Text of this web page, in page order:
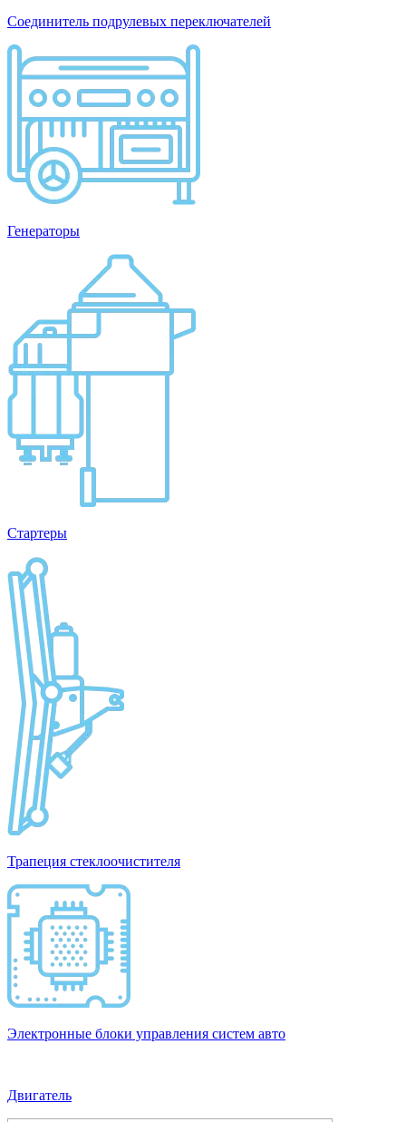
Соединитель подрулевых переключателей
Генераторы
Стартеры
Трапеция стеклоочистителя
Электронные блоки управления систем авто
Двигатель